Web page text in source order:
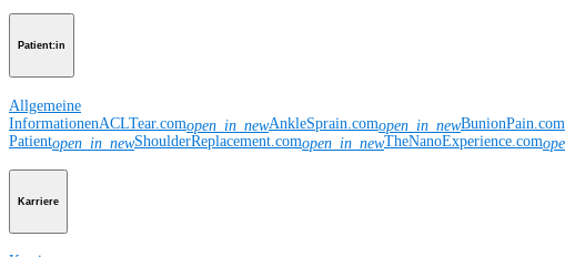
Patient:in
Allgemeine
InformationenACLTear.comopen_in_newAnkleSprain.comopen_in_newBunionPain.com
Patientopen_in_newShoulderReplacement.comopen_in_newTheNanoExperience.com
Karriere